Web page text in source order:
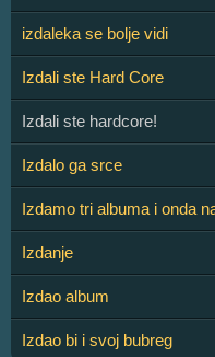
izdaleka se bolje vidi
Izdali ste Hard Core
Izdali ste hardcore!
Izdalo ga srce
Izdamo tri albuma i onda
Izdanje
Izdao album
Izdao bi i svoj bubreg